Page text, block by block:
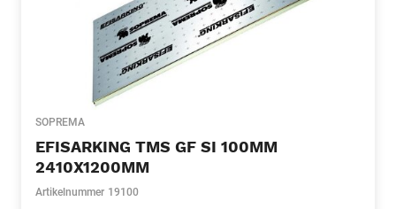
SOPREMA
EFISARKING TMS GF SI 100MM
2410X1200MM
Artikelnummer 19100